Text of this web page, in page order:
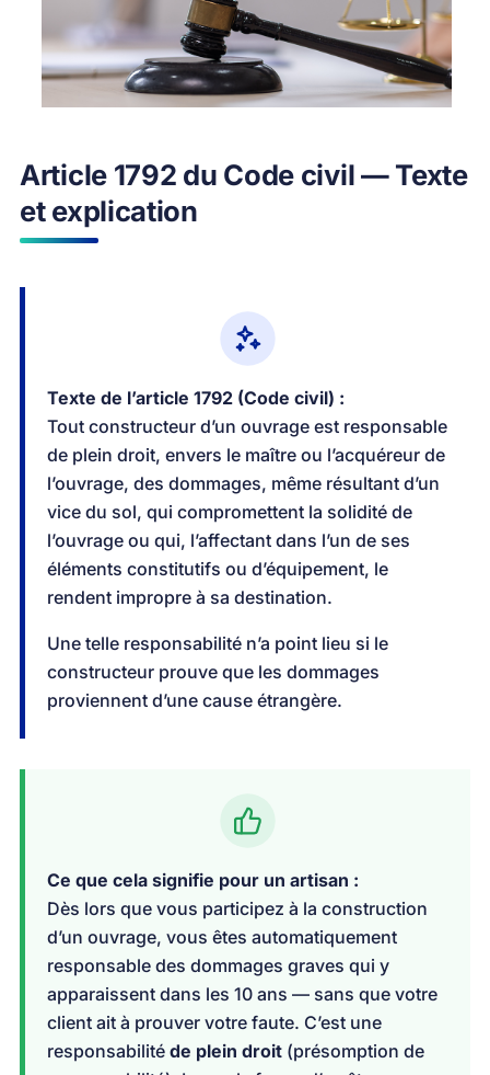
Article 1792 du Code civil — Texte
et explication
Texte de l’article 1792 (Code civil) :
Tout constructeur d’un ouvrage est responsable
de plein droit, envers le maître ou l’acquéreur de
l’ouvrage, des dommages, même résultant d’un
vice du sol, qui compromettent la solidité de
l’ouvrage ou qui, l’affectant dans l’un de ses
éléments constitutifs ou d’équipement, le
rendent impropre à sa destination.
Une telle responsabilité n’a point lieu si le
constructeur prouve que les dommages
proviennent d’une cause étrangère.
Ce que cela signifie pour un artisan :
Dès lors que vous participez à la construction
d’un ouvrage, vous êtes automatiquement
responsable des dommages graves qui y
apparaissent dans les 10 ans — sans que votre
client ait à prouver votre faute. C’est une
responsabilité de plein droit (présomption de